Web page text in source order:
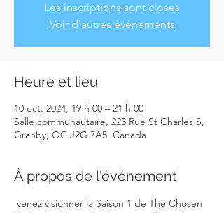
Les inscriptions sont closes
Voir d'autres événements
Heure et lieu
10 oct. 2024, 19 h 00 – 21 h 00
Salle communautaire, 223 Rue St Charles S,
Granby, QC J2G 7A5, Canada
À propos de l'événement